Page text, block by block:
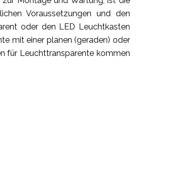
Voraussetzungen und den
oder den LED Leuchtkasten
mit einer planen (geraden) oder
für Leuchttransparente kommen